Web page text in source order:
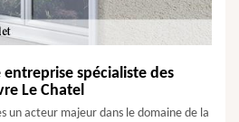
spécialiste des
Le Chatel
un acteur majeur dans le domaine de la